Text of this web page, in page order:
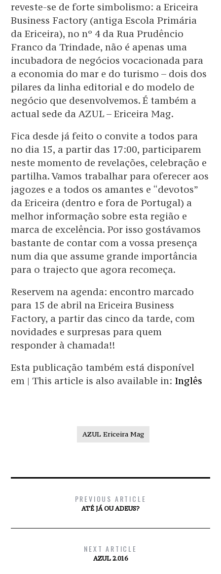
reveste-se de forte simbolismo: a Ericeira
Business Factory (antiga Escola Primária
da Ericeira), no nº 4 da Rua Prudêncio
Franco da Trindade, não é apenas uma
incubadora de negócios vocacionada para
a economia do mar e do turismo – dois dos
pilares da linha editorial e do modelo de
negócio que desenvolvemos. É também a
actual sede da AZUL – Ericeira Mag.
Fica desde já feito o convite a todos para
no dia 15, a partir das 17:00, participarem
neste momento de revelações, celebração e
partilha. Vamos trabalhar para oferecer aos
jagozes e a todos os amantes e “devotos”
da Ericeira (dentro e fora de Portugal) a
melhor informação sobre esta região e
marca de excelência. Por isso gostávamos
bastante de contar com a vossa presença
num dia que assume grande importância
para o trajecto que agora recomeça.
Reservem na agenda: encontro marcado
para 15 de abril na Ericeira Business
Factory, a partir das cinco da tarde, com
novidades e surpresas para quem
responder à chamada!!
Esta publicação também está disponível
em | This article is also available in: Inglês
AZUL Ericeira Mag
PREVIOUS ARTICLE
ATÉ JÁ OU ADEUS?
NEXT ARTICLE
AZUL 2.016